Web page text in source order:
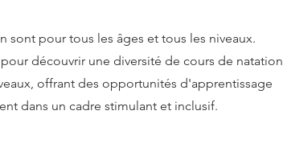
sont pour tous les âges et tous les niveaux.
découvrir une diversité de cours de natation
offrant des opportunités d'apprentissage
dans un cadre stimulant et inclusif.